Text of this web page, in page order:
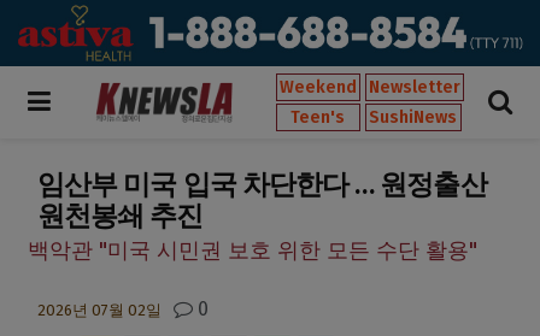
Weekend
Newsletter
Teen's
SushiNews
임산부 미국 입국 차단한다 … 원정출산
원천봉쇄 추진
백악관 "미국 시민권 보호 위한 모든 수단 활용"
2026년 07월 02일 0